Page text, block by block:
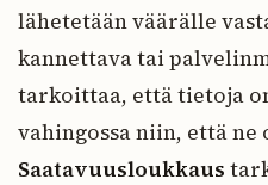
lähetetään väärälle
kannettava tai
tarkoittaa, että tietoja
vahingossa niin, että
Saatavuusloukkaus